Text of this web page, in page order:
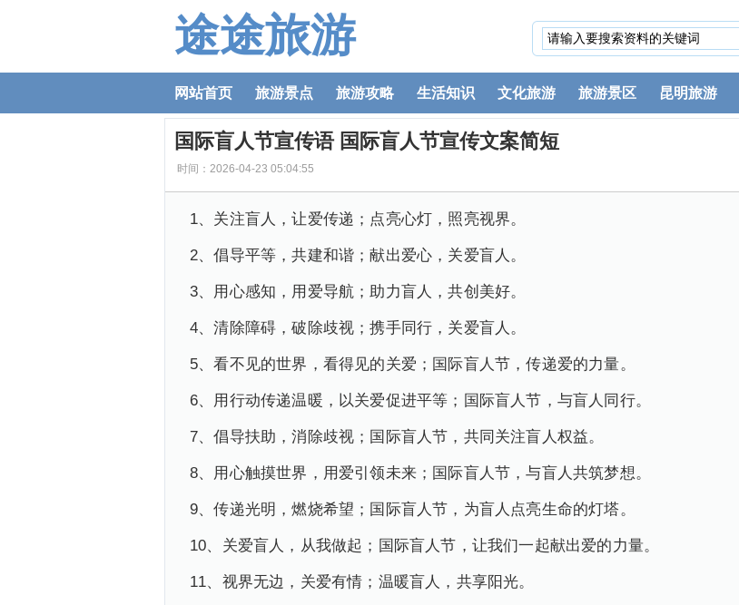
途途旅游
网站首页 旅游景点 旅游攻略 生活知识 文化旅游 旅游景区 昆明旅游
国际盲人节宣传语 国际盲人节宣传文案简短
时间：2026-04-23 05:04:55
1、关注盲人，让爱传递；点亮心灯，照亮视界。
2、倡导平等，共建和谐；献出爱心，关爱盲人。
3、用心感知，用爱导航；助力盲人，共创美好。
4、清除障碍，破除歧视；携手同行，关爱盲人。
5、看不见的世界，看得见的关爱；国际盲人节，传递爱的力量。
6、用行动传递温暖，以关爱促进平等；国际盲人节，与盲人同行。
7、倡导扶助，消除歧视；国际盲人节，共同关注盲人权益。
8、用心触摸世界，用爱引领未来；国际盲人节，与盲人共筑梦想。
9、传递光明，燃烧希望；国际盲人节，为盲人点亮生命的灯塔。
10、关爱盲人，从我做起；国际盲人节，让我们一起献出爱的力量。
11、视界无边，关爱有情；温暖盲人，共享阳光。